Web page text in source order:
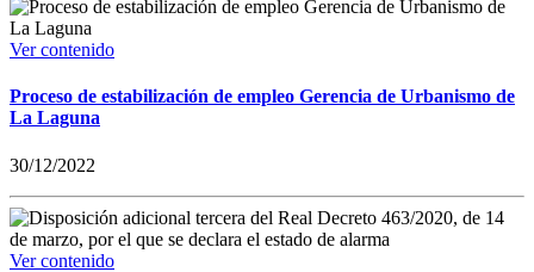
Ver contenido
Proceso de estabilización de empleo Gerencia de Urbanismo de
La Laguna
30/12/2022
Ver contenido